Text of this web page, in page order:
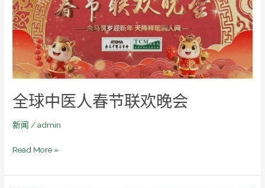
全球中医人春节联欢晚会
新闻 /admin
人
春
节
联
欢
晚
Read More »